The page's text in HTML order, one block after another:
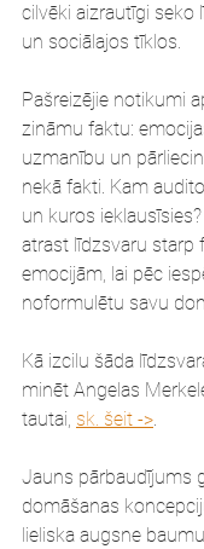
cilvēki aizrautīgi seko
un sociālajos tīklos.
Pašreizējie notikumi
zināmu faktu:
uzmanību un
nekā fakti. Kam
un kuros
atrast līdzsvaru starp
emocijām, lai pēc
noformulētu savu
Kā izcilu šāda
minēt Angelas
tautai, sk. šeit ->.
Jauns pārbaudījums
domāšanas
lieliska augsne